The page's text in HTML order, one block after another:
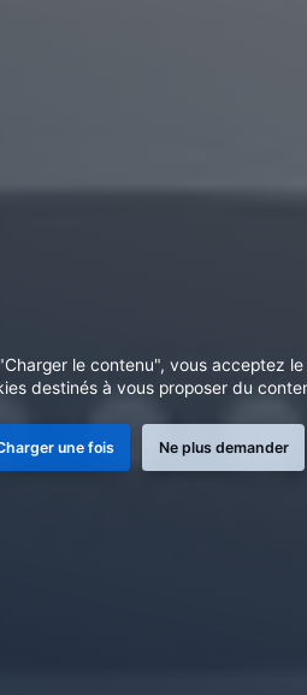
le contenu", vous acceptez
destinés à vous proposer du
une fois Ne plus demander